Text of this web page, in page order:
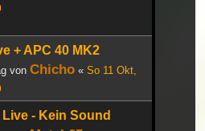
+ APC 40 MK2
von Chicho « So 11 Okt,
- Kein Sound